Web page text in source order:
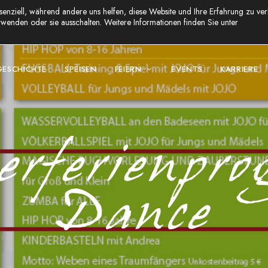
SPEISEN FEIERN EVENTS KARRIERE
Dance
während andere uns helfen, diese Website und Ihre Erfahrung zu
oder sie ausschalten. Weitere Informationen finden Sie unter